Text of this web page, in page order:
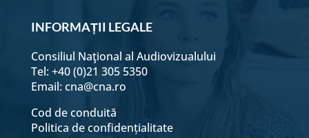
INFORMAȚII LEGALE
Consiliul Naţional al Audiovizualului
Tel: +40 (0)21 305 5350
Email: cna@cna.ro
Cod de conduită
Politica de confidențialitate